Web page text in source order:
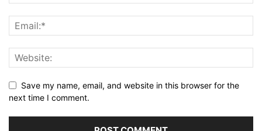
Save my name, email, and website in this browser for the
next time I comment.